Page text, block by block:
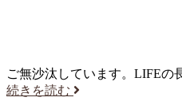
ご無沙汰しています。LIFEの
続きを読む